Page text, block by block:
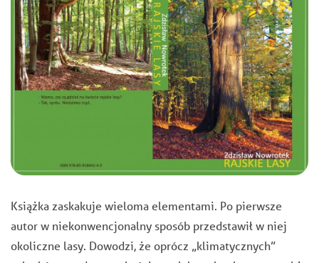
Książka zaskakuje wieloma elementami. Po pierwsze
autor w niekonwencjonalny sposób przedstawił w niej
okoliczne lasy. Dowodzi, że oprócz „klimatycznych”